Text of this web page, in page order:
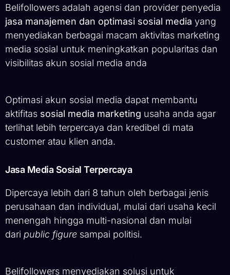
Belifollowers adalah agensi dan provider penyedia
jasa manajemen dan optimasi sosial media yang
menyediakan berbagai macam aktivitas marketing
media sosial untuk meningkatkan popularitas dan
visibilitas akun sosial media anda
Optimasi akun sosial media dapat membantu
aktifitas sosial media marketing usaha anda agar
terlihat lebih terpercaya dan kredibel di mata
customer atau klien anda.
Jasa Media Sosial Terpercaya
Dipercaya lebih dari 8 tahun oleh berbagai jenis
perusahaan dan individual, mulai dari usaha kecil
menengah hingga multi-nasional dan mulai
dari public figure sampai politisi.
Belifollowers menyediakan solusi untuk